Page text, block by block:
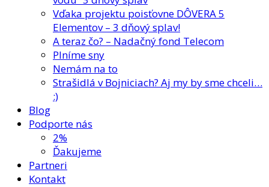
Vďaka projektu poisťovne DÔVERA 5
Elementov – 3 dňový splav!
A teraz čo? – Nadačný fond Telecom
Plníme sny
Nemám na to
Strašidlá v Bojniciach? Aj my by sme chceli…
:)
Blog
Podporte nás
2%
Ďakujeme
Partneri
Kontakt